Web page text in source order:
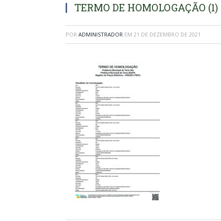
TERMO DE HOMOLOGAÇÃO (1)
POR ADMINISTRADOR EM 21 DE DEZEMBRO DE 2021